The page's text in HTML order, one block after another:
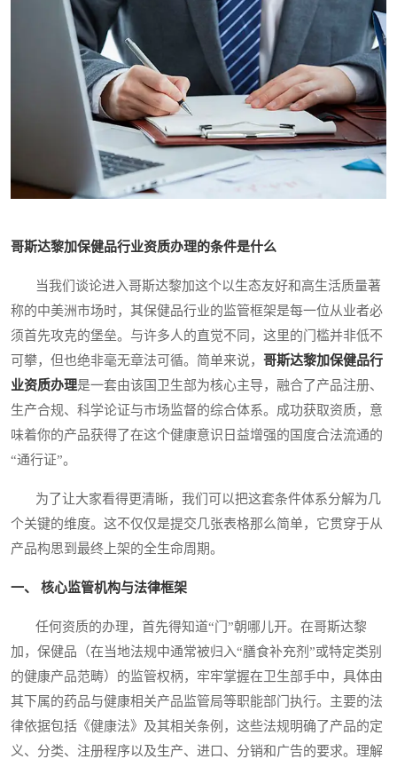
哥斯达黎加保健品行业资质办理的条件是什么
当我们谈论进入哥斯达黎加这个以生态友好和高生活质量著
称的中美洲市场时，其保健品行业的监管框架是每一位从业者必
须首先攻克的堡垒。与许多人的直觉不同，这里的门槛并非低不
可攀，但也绝非毫无章法可循。简单来说， 哥斯达黎加保健品行
业资质办理是一套由该国卫生部为核心主导，融合了产品注册、
生产合规、科学论证与市场监督的综合体系。成功获取资质，意
味着你的产品获得了在这个健康意识日益增强的国度合法流通的
“通行证”。
为了让大家看得更清晰，我们可以把这套条件体系分解为几
个关键的维度。这不仅仅是提交几张表格那么简单，它贯穿于从
产品构思到最终上架的全生命周期。
一、 核心监管机构与法律框架
任何资质的办理，首先得知道“门”朝哪儿开。在哥斯达黎
加，保健品（在当地法规中通常被归入“膳食补充剂”或特定类别
的健康产品范畴）的监管权柄，牢牢掌握在卫生部手中，具体由
其下属的药品与健康相关产品监管局等职能部门执行。主要的法
律依据包括《健康法》及其相关条例，这些法规明确了产品的定
义、分类、注册程序以及生产、进口、分销和广告的要求。理解